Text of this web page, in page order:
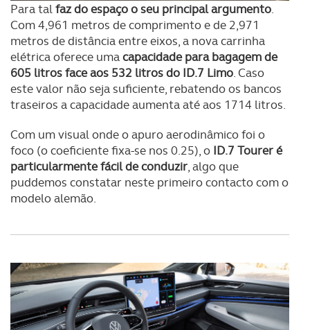
Para talfaz do espaço o seu principal argumento.
Com 4,961 metros de comprimento e de 2,971
metros de distância entre eixos, a nova carrinha
elétrica oferece umacapacidade para bagagem de
605 litros face aos 532 litros do ID.7 Limo. Caso
este valor não seja suficiente, rebatendo os bancos
traseiros a capacidade aumenta até aos 1714 litros.
Com um visual onde o apuro aerodinâmico foi o
foco (o coeficiente fixa-se nos 0.25), o ID.7 Tourer é
particularmente fácil de conduzir, algo que
puddemos constatar neste primeiro contacto com o
modelo alemão.